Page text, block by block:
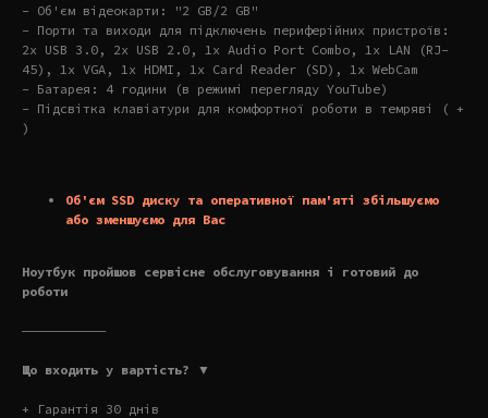
- Об'єм відеокарти: "2 GB/2 GB"
- Порти та виходи для підключень периферійних пристроїв:
2x USB 3.0, 2x USB 2.0, 1x Audio Port Combo, 1x LAN (RJ-
45), 1x VGA, 1x HDMI, 1x Card Reader (SD), 1x WebCam
- Батарея: 4 години (в режимі перегляду YouTube)
- Підсвітка клавіатури для комфортної роботи в темряві ( +
)
Об'єм SSD диску та оперативної пам'яті збільшуємо
або зменшуємо для Вас
Ноутбук пройшов сервісне обслуговування і готовий до
роботи
———————————
Що входить у вартість? ▼
+ Гарантія 30 днів